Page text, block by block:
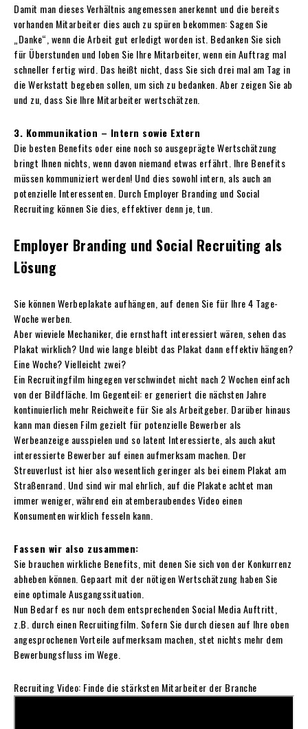
Damit man dieses Verhältnis angemessen anerkennt und die bereits
vorhanden Mitarbeiter dies auch zu spüren bekommen: Sagen Sie
„Danke“, wenn die Arbeit gut erledigt worden ist. Bedanken Sie sich
für Überstunden und loben Sie Ihre Mitarbeiter, wenn ein Auftrag mal
schneller fertig wird. Das heißt nicht, dass Sie sich drei mal am Tag in
die Werkstatt begeben sollen, um sich zu bedanken. Aber zeigen Sie ab
und zu, dass Sie Ihre Mitarbeiter wertschätzen.
3. Kommunikation – Intern sowie Extern
Die besten Benefits oder eine noch so ausgeprägte Wertschätzung
bringt Ihnen nichts, wenn davon niemand etwas erfährt. Ihre Benefits
müssen kommuniziert werden! Und dies sowohl intern, als auch an
potenzielle Interessenten. Durch Employer Branding und Social
Recruiting können Sie dies, effektiver denn je, tun.
Employer Branding und Social Recruiting als
Lösung
Sie können Werbeplakate aufhängen, auf denen Sie für Ihre 4 Tage-
Woche werben.
Aber wieviele Mechaniker, die ernsthaft interessiert wären, sehen das
Plakat wirklich? Und wie lange bleibt das Plakat dann effektiv hängen?
Eine Woche? Vielleicht zwei?
Ein Recruitingfilm hingegen verschwindet nicht nach 2 Wochen einfach
von der Bildfläche. Im Gegenteil: er generiert die nächsten Jahre
kontinuierlich mehr Reichweite für Sie als Arbeitgeber. Darüber hinaus
kann man diesen Film gezielt für potenzielle Bewerber als
Werbeanzeige ausspielen und so latent Interessierte, als auch akut
interessierte Bewerber auf einen aufmerksam machen. Der
Streuverlust ist hier also wesentlich geringer als bei einem Plakat am
Straßenrand. Und sind wir mal ehrlich, auf die Plakate achtet man
immer weniger, während ein atemberaubendes Video einen
Konsumenten wirklich fesseln kann.
Fassen wir also zusammen:
Sie brauchen wirkliche Benefits, mit denen Sie sich von der Konkurrenz
abheben können. Gepaart mit der nötigen Wertschätzung haben Sie
eine optimale Ausgangssituation.
Nun Bedarf es nur noch dem entsprechenden Social Media Auftritt,
z.B. durch einen Recruitingfilm. Sofern Sie durch diesen auf Ihre oben
angesprochenen Vorteile aufmerksam machen, stet nichts mehr dem
Bewerbungsfluss im Wege.
Recruiting Video: Finde die stärksten Mitarbeiter der Branche